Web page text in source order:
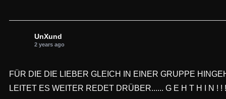
UnXund
2 years ago
FÜR DIE DIE LIEBER GLEICH IN EINER GRUPPE
LEITET ES WEITER REDET DRÜBER...... G E H T H I N ! !